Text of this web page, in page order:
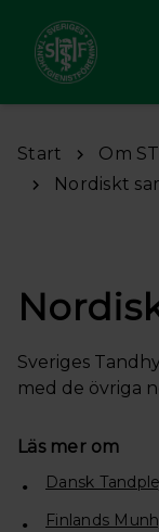
Start Om
Nordiskt
Sveriges
med de övriga
Läs mer om
Dansk
Finlands